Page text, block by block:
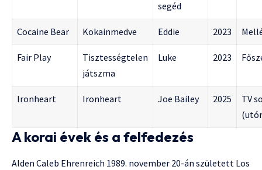
segéd
Cocaine Bear Kokainmedve Eddie 2023
Fair Play
Tisztességtelen
játszma
Luke 2023
Ironheart Ironheart Joe Bailey 2025
TV
A korai évek és a felfedezés
Alden Caleb Ehrenreich 1989. november 20-án született Los